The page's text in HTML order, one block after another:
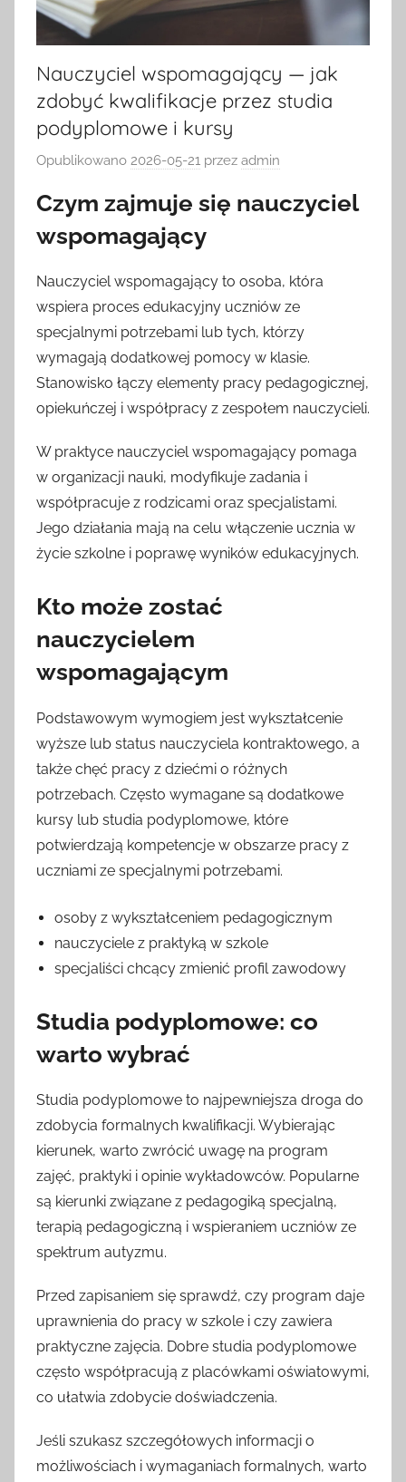
Nauczyciel wspomagający — jak
zdobyć kwalifikacje przez studia
podyplomowe i kursy
Opublikowano 2026-05-21 przez admin
Czym zajmuje się nauczyciel
wspomagający
Nauczyciel wspomagający to osoba, która
wspiera proces edukacyjny uczniów ze
specjalnymi potrzebami lub tych, którzy
wymagają dodatkowej pomocy w klasie.
Stanowisko łączy elementy pracy pedagogicznej,
opiekuńczej i współpracy z zespołem nauczycieli.
W praktyce nauczyciel wspomagający pomaga
w organizacji nauki, modyfikuje zadania i
współpracuje z rodzicami oraz specjalistami.
Jego działania mają na celu włączenie ucznia w
życie szkolne i poprawę wyników edukacyjnych.
Kto może zostać
nauczycielem
wspomagającym
Podstawowym wymogiem jest wykształcenie
wyższe lub status nauczyciela kontraktowego, a
także chęć pracy z dziećmi o różnych
potrzebach. Często wymagane są dodatkowe
kursy lub studia podyplomowe, które
potwierdzają kompetencje w obszarze pracy z
uczniami ze specjalnymi potrzebami.
osoby z wykształceniem pedagogicznym
nauczyciele z praktyką w szkole
specjaliści chcący zmienić profil zawodowy
Studia podyplomowe: co
warto wybrać
Studia podyplomowe to najpewniejsza droga do
zdobycia formalnych kwalifikacji. Wybierając
kierunek, warto zwrócić uwagę na program
zajęć, praktyki i opinie wykładowców. Popularne
są kierunki związane z pedagogiką specjalną,
terapią pedagogiczną i wspieraniem uczniów ze
spektrum autyzmu.
Przed zapisaniem się sprawdź, czy program daje
uprawnienia do pracy w szkole i czy zawiera
praktyczne zajęcia. Dobre studia podyplomowe
często współpracują z placówkami oświatowymi,
co ułatwia zdobycie doświadczenia.
Jeśli szukasz szczegółowych informacji o
możliwościach i wymaganiach formalnych, warto